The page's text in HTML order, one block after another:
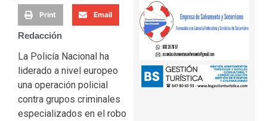
Print Email
Redacción
La Policía Nacional ha
liderado a nivel europeo
una operación policial
contra grupos criminales
especializados en el robo